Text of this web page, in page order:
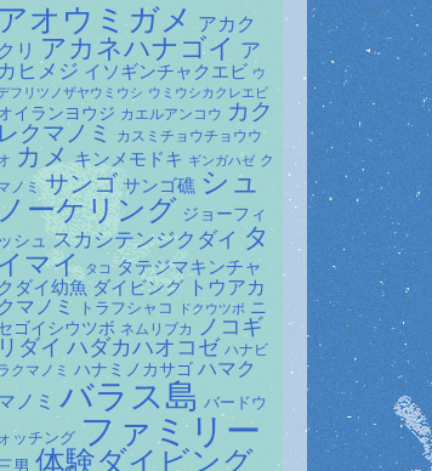
アオウミガメ
アカク
クリ アカネハナゴイ ア
カヒメジ イソギンチャクエビ ウ
フリツノザヤウミウシ ウミウシカクレエビ
イランヨウジ カエルアンコウ カク
レクマノミ
カスミチョウチョウウ
カメ キンメモドキ ギンガハゼ ク
ノミ サンゴ サンゴ礁 シュ
ーケリング ジョーフィ
ッシュ スカシテンジクダイ タ
イマイ タコ タテジマキンチャ
クダイ幼魚 ダイビング トウアカ
クマノミ
トラフシャコ ドクウツボ
ニ
ゴイシウツボ ネムリブカ
ノコギ
リダイ ハダカハオコゼ ハナビ
クマノミ ハナミノカサゴ ハマク
ノミ バラス島 バードウ
ォッチング ファミリー
男 体験ダイビング